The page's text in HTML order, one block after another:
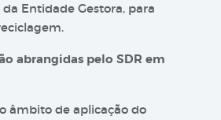
Entidade Gestora, para
abrangidas pelo SDR em
âmbito de aplicação do